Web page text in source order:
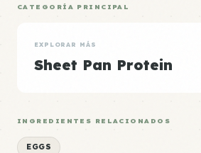
CATEGORÍA PRINCIPAL
EXPLORAR MÁS
Sheet Pan Protein
INGREDIENTES RELACIONADOS
EGGS